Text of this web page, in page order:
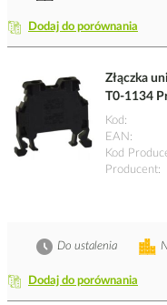
Dodaj do porównania
Złączka
T0-1134
Kod
EAN
Kod
Producent
Dodaj do porównania
Do ustalenia